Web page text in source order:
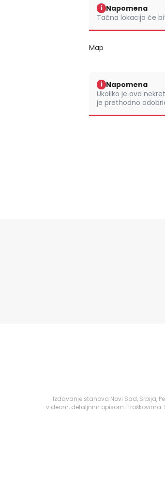
i Napomena
Tačna lokacija će
Map
i Napomena
Ukoliko je ova
je prethodno
Izdavanje stanova Novi Sad, Srbija,
videom, detaljnim opisom i